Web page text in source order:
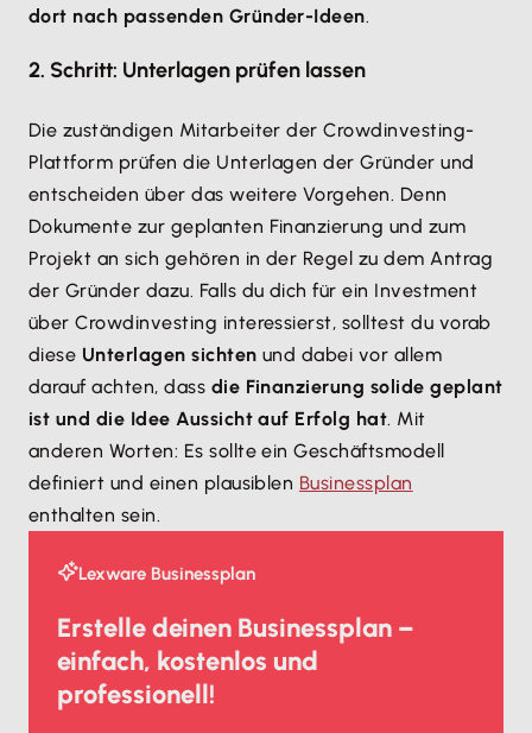
dort nach passenden Gründer-Ideen.
2. Schritt: Unterlagen prüfen lassen
Die zuständigen Mitarbeiter der Crowdinvesting-
Plattform prüfen die Unterlagen der Gründer und
entscheiden über das weitere Vorgehen. Denn
Dokumente zur geplanten Finanzierung und zum
Projekt an sich gehören in der Regel zu dem Antrag
der Gründer dazu. Falls du dich für ein Investment
über Crowdinvesting interessierst, solltest du vorab
diese Unterlagen sichten und dabei vor allem
darauf achten, dass die Finanzierung solide geplant
ist und die Idee Aussicht auf Erfolg hat. Mit
anderen Worten: Es sollte ein Geschäftsmodell
definiert und einen plausiblen Businessplan
enthalten sein.
Lexware Businessplan
Erstelle deinen Businessplan –
einfach, kostenlos und
professionell!